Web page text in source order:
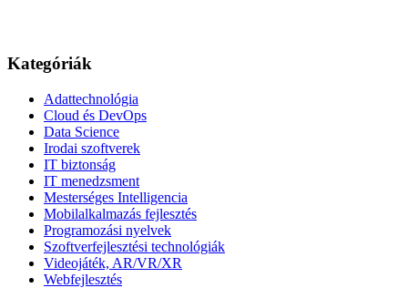
Kategóriák
Adattechnológia
Cloud és DevOps
Data Science
Irodai szoftverek
IT biztonság
IT menedzsment
Mesterséges Intelligencia
Mobilalkalmazás fejlesztés
Programozási nyelvek
Szoftverfejlesztési technológiák
Videojáték, AR/VR/XR
Webfejlesztés